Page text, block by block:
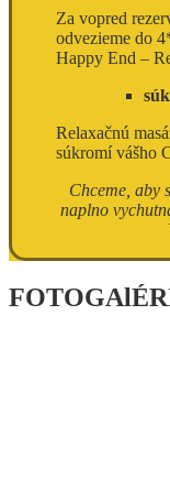
Za vopred
odvezieme do
Happy End –
Relaxačnú
súkromí vášho
Chceme, aby
naplno